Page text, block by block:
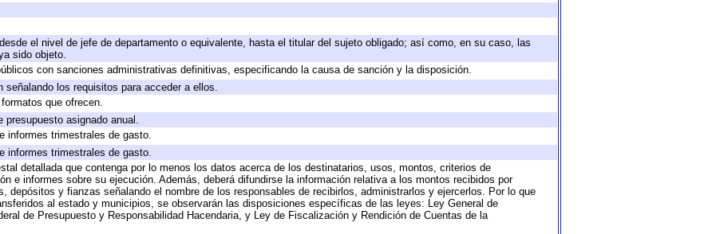
el nivel de jefe de departamento o equivalente, hasta el titular del sujeto obligado; así como, en su caso, las
sido objeto.
con sanciones administrativas definitivas, especificando la causa de sanción y la disposición.
los requisitos para acceder a ellos.
que ofrecen.
presupuesto asignado anual.
informes trimestrales de gasto.
informes trimestrales de gasto.
detallada que contenga por lo menos los datos acerca de los destinatarios, usos, montos, criterios de
e informes sobre su ejecución. Además, deberá difundirse la información relativa a los montos recibidos por
depósitos y fianzas señalando el nombre de los responsables de recibirlos, administrarlos y ejercerlos. Por lo que
al estado y municipios, se observarán las disposiciones específicas de las leyes: Ley General de
de Presupuesto y Responsabilidad Hacendaria, y Ley de Fiscalización y Rendición de Cuentas de la